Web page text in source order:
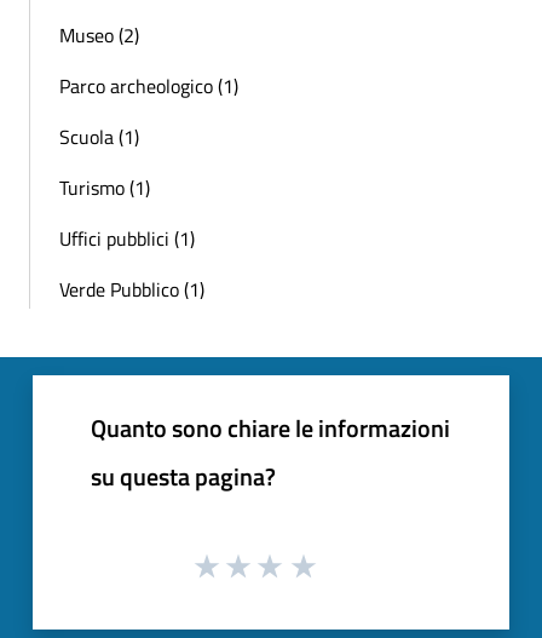
Museo (2)
Parco archeologico (1)
Scuola (1)
Turismo (1)
Uffici pubblici (1)
Verde Pubblico (1)
Quanto sono chiare le informazioni
su questa pagina?